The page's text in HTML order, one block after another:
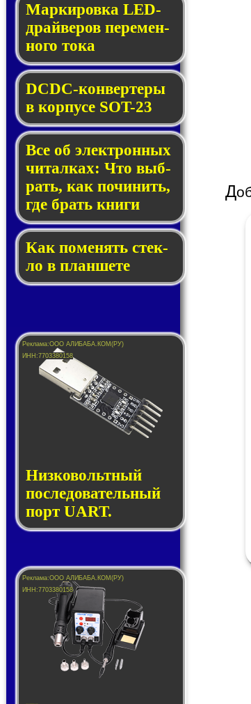
Маркировка LED-
драй­ве­ров пе­ре­мен­
но­го то­ка
DCDC-кон­вер­те­ры
в кор­пу­се SOT-23
Все об элек­трон­ных
чи­тал­ках: Что выб­
рать, как по­чи­нить,
где брать кни­ги
Как по­ме­нять стек­
ло в планшете
Низковольтный
последовательный
порт UART.
Д